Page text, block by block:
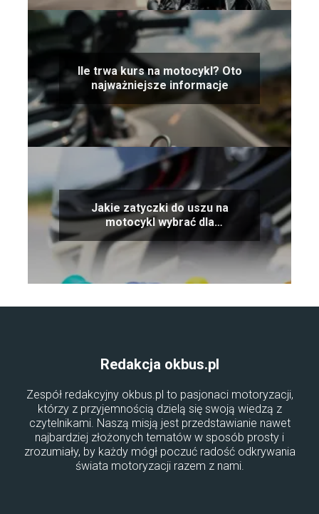
Ile trwa kurs na motocykl? Oto
najważniejsze informacje
Jakie zatyczki do uszu na
motocykl wybrać dla
maksymalnej ochrony?
Redakcja okbus.pl
Zespół redakcyjny okbus.pl to pasjonaci motoryzacji,
którzy z przyjemnością dzielą się swoją wiedzą z
czytelnikami. Naszą misją jest przedstawianie nawet
najbardziej złożonych tematów w sposób prosty i
zrozumiały, by każdy mógł poczuć radość odkrywania
świata motoryzacji razem z nami.